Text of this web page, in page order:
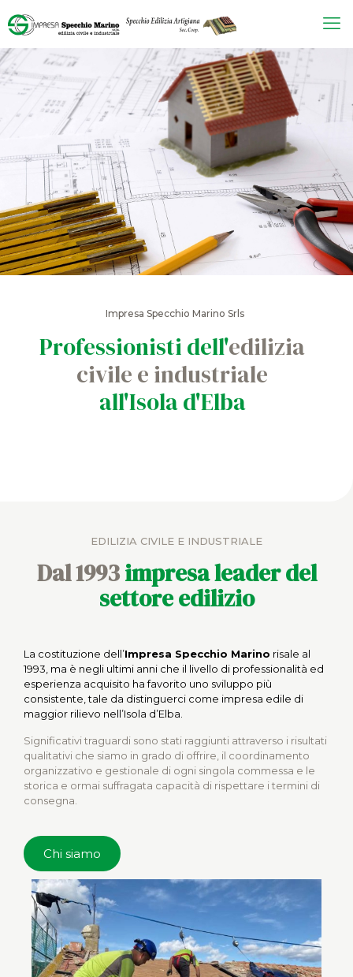
Professionisti dell'edilizia
civile e industriale
all'Isola d'Elba
Impresa Specchio Marino Srls
EDILIZIA CIVILE E INDUSTRIALE
Dal 1993impresa leader del
settore edilizio
La costituzione dell’Impresa Specchio Marino risale al
1993, ma è negli ultimi anni che il livello di professionalità ed
esperienza acquisito ha favorito uno sviluppo più
consistente, tale da distinguerci come impresa edile di
maggior rilievo nell’Isola d’Elba.
Significativi traguardi sono stati raggiunti attraverso i risultati
qualitativi che siamo in grado di offrire, il coordinamento
organizzativo e gestionale di ogni singola commessa e le
storica e ormai suffragata capacità di rispettare i termini di
consegna.
Chi siamo